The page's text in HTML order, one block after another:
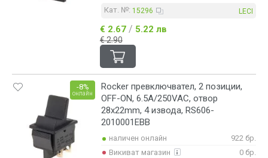
Кат. №: 15296 LECI
€ 2.67 / 5.22 лв
€ 2.90
Rocker превключвател, 2 позиции,
OFF-ON, 6.5A/250VAC, отвор
28x22mm, 4 извода, RS606-
2010001EBB
-8%
онлайн
наличен онлайн
922 бр.
Викиват магазин
0 бр.